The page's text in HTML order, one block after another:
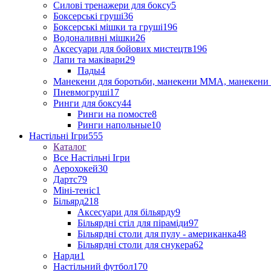
Силові тренажери для боксу5
Боксерські груші36
Боксерські мішки та груші196
Водоналивні мішки26
Аксесуари для бойових мистецтв196
Лапи та маківари29
Пады4
Манекени для боротьби, манекени ММА, манекени
Пневмогруші17
Ринги для боксу44
Ринги на помосте8
Ринги напольные10
Настільні Ігри555
Каталог
Все Настільні Ігри
Аерохокей30
Дартс79
Міні-теніс1
Більярд218
Аксесуари для більярду9
Більярдні стіл для піраміди97
Більярдні столи для пулу - американка48
Більярдні столи для снукера62
Нарди1
Настільний футбол170